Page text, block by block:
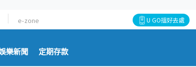
e-zone U GO搵好去處
樂新聞 定期存款